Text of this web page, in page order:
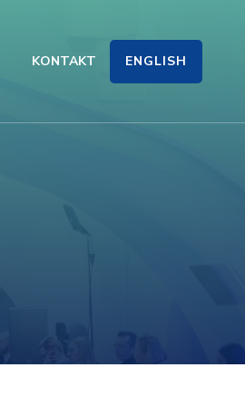
KONTAKT ENGLISH